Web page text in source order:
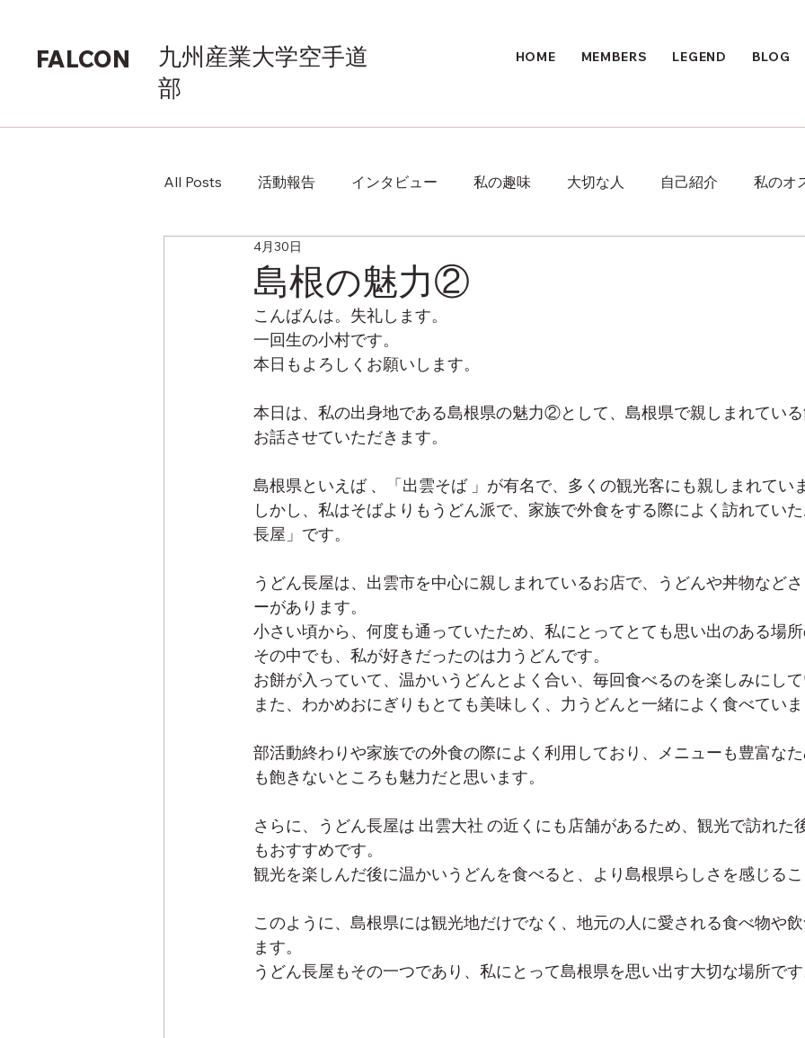
HOME MEMBERS LEGEND BLOG
FALCON
九州産業大学空手道
部
All Posts 活動報告 インタビュー 私の趣味 大切な人 自己紹介 私のオ
島根の魅力②
4月30日
こんばんは。失礼します。
一回生の小村です。
本日もよろしくお願いします。
本日は、私の出身地である島根県の魅力②として、島根県で親しまれてい
お話させていただきます。
島根県といえば 、「出雲そば 」が有名で、多くの観光客にも親しまれてい
しかし、私はそばよりもうどん派で、家族で外食をする際によく訪れてい
長屋」です。
うどん長屋は、出雲市を中心に親しまれているお店で、うどんや丼物など
ーがあります。
小さい頃から、何度も通っていたため、私にとってとても思い出のある場
その中でも、私が好きだったのは力うどんです。
お餅が入っていて、温かいうどんとよく合い、毎回食べるのを楽しみにし
また、わかめおにぎりもとても美味しく、力うどんと一緒によく食べてい
部活動終わりや家族での外食の際によく利用しており、メニューも豊富な
も飽きないところも魅力だと思います。
さらに、うどん長屋は 出雲大社 の近くにも店舗があるため、観光で訪れた
もおすすめです。
観光を楽しんだ後に温かいうどんを食べると、より島根県らしさを感じる
このように、島根県には観光地だけでなく、地元の人に愛される食べ物や
ます。
うどん長屋もその一つであり、私にとって島根県を思い出す大切な場所で